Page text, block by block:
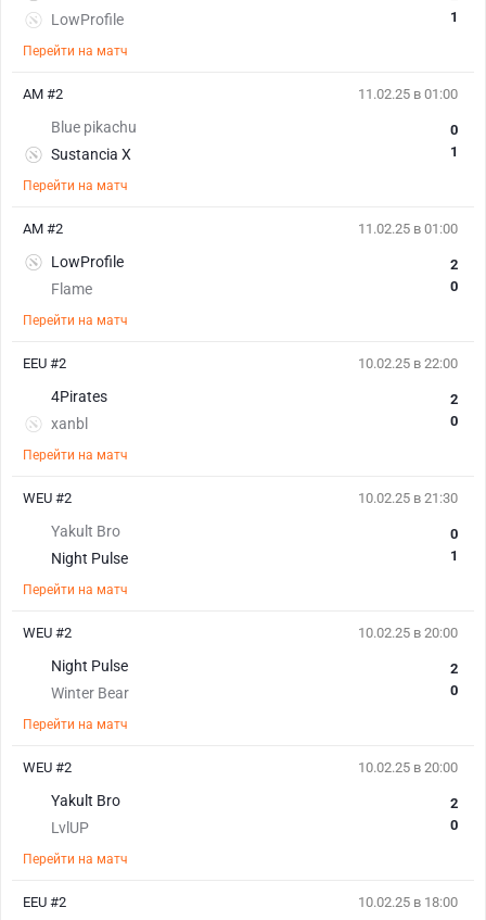
LowProfile
1
Перейти на матч
11.02.25 в 01:00
Blue pikachu
Sustancia X
0
1
Перейти на матч
AM #2
11.02.25 в 01:00
LowProfile
Flame
2
0
Перейти на матч
AM #2
10.02.25 в 22:00
4Pirates
xanbl
2
0
Перейти на матч
EEU #2
10.02.25 в 21:30
Yakult Bro
Night Pulse
0
1
Перейти на матч
WEU #2
10.02.25 в 20:00
Night Pulse
Winter Bear
2
0
Перейти на матч
WEU #2
10.02.25 в 20:00
Yakult Bro
LvlUP
2
0
Перейти на матч
WEU #2
10.02.25 в 18:00
EEU #2